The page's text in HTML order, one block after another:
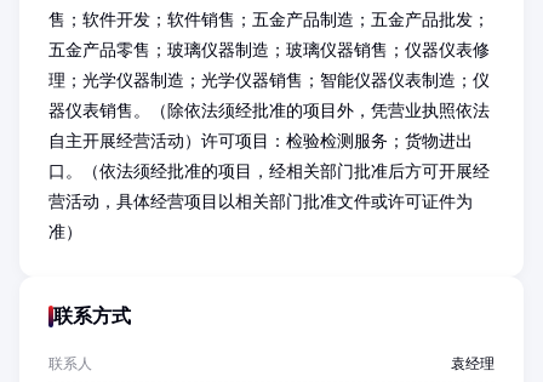
售；软件开发；软件销售；五金产品制造；五金产品批发；
五金产品零售；玻璃仪器制造；玻璃仪器销售；仪器仪表修
理；光学仪器制造；光学仪器销售；智能仪器仪表制造；仪
器仪表销售。（除依法须经批准的项目外，凭营业执照依法
自主开展经营活动）许可项目：检验检测服务；货物进出
口。（依法须经批准的项目，经相关部门批准后方可开展经
营活动，具体经营项目以相关部门批准文件或许可证件为
准）
联系方式
联系人 袁经理